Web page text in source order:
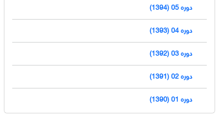
دوره 05 (1394)
دوره 04 (1393)
دوره 03 (1392)
دوره 02 (1391)
دوره 01 (1390)